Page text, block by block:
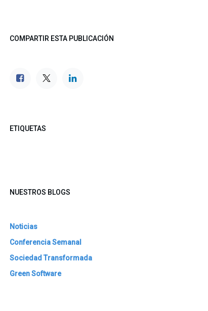
COMPARTIR ESTA PUBLICACIÓN
ETIQUETAS
NUESTROS BLOGS
Noticias
Conferencia Semanal
Sociedad Transformada
Green Software